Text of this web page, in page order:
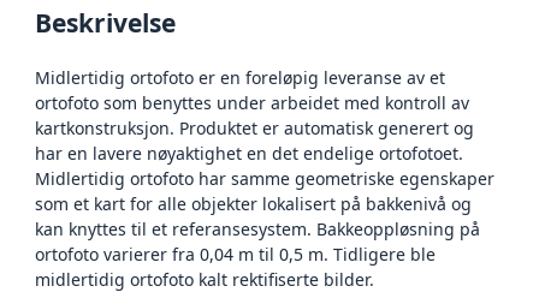
Beskrivelse
Midlertidig ortofoto er en foreløpig leveranse av et
ortofoto som benyttes under arbeidet med kontroll av
kartkonstruksjon. Produktet er automatisk generert og
har en lavere nøyaktighet en det endelige ortofotoet.
Midlertidig ortofoto har samme geometriske egenskaper
som et kart for alle objekter lokalisert på bakkenivå og
kan knyttes til et referansesystem. Bakkeoppløsning på
ortofoto varierer fra 0,04 m til 0,5 m. Tidligere ble
midlertidig ortofoto kalt rektifiserte bilder.